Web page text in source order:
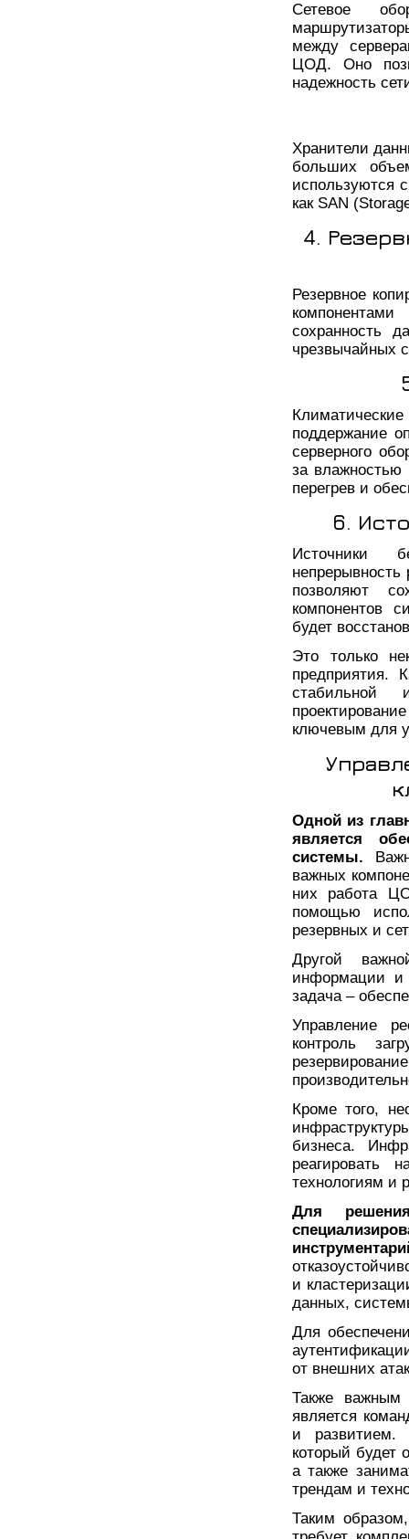
Сетевое
между
ЦОД. Оно
надежность
Хранители
больших
используются
как SAN
4.
Резервное
сохранность
чрезвычайных
поддержание
серверного
за влажностью
перегрев и
6.
Источники
позволяют
компонентов
будет
Это только
предприятия.
стабильной
ключевым для
Одной из
является
системы.
важных
них работа
помощью
резервных и
Другой
информации и
задача –
Управление
контроль
Кроме того,
бизнеса.
реагировать
технологиям и
Для
и
данных,
Для
от внешних
Также важным
является
и развитием.
который будет
а также
трендам и
Таким